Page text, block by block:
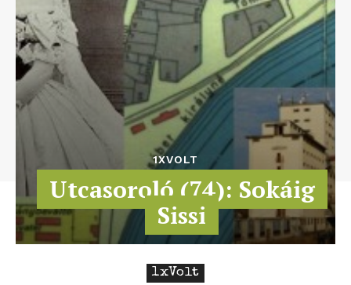
1XVOLT
Utcasoroló (74): Sokáig
Sissi
1xVolt